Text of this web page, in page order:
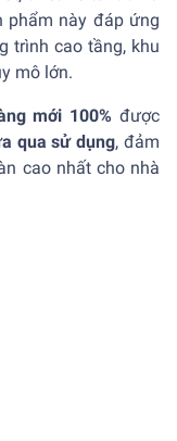
phẩm này đáp ứng
trình cao tầng, khu
mô lớn.
mới 100% được
qua sử dụng, đảm
cao nhất cho nhà